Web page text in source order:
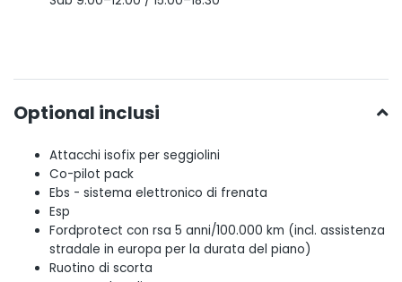
Optional inclusi
Attacchi isofix per seggiolini
Co-pilot pack
Ebs - sistema elettronico di frenata
Esp
Fordprotect con rsa 5 anni/100.000 km (incl. assistenza
stradale in europa per la durata del piano)
Ruotino di scorta